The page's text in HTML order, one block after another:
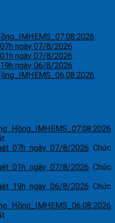
ngày 07/8/2026
ngày 07/8/2026
ngày 06/8/2026
ở
Bản
dự
lũ
Hồng_IMHEMS_07.08.2026
07h ngày 07/8/2026 Chức
01h ngày 07/8/2026 Chức
19h ngày 06/8/2026 Chức
ở